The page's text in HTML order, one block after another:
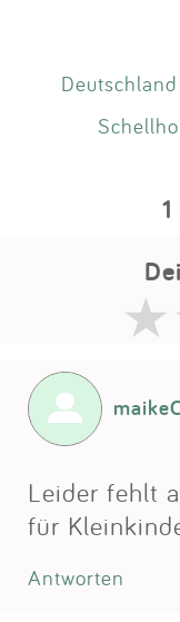
Deutschland
Leider fehlt
für
Antworten